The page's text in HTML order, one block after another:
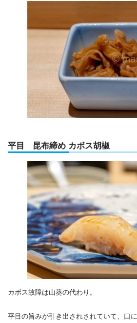
平目 昆布締め カボス胡椒
カボス故障は山葵の代わり。
平目の旨みが引き出されされていて、口に